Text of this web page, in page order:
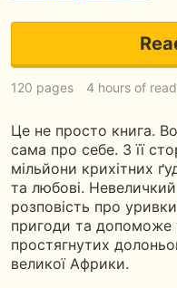
120 pages 4 hours of
Це не просто книга.
сама про себе. З її
мільйони крихітних
та любові.
розповість про
пригоди та
простягнутих
великої Африки.